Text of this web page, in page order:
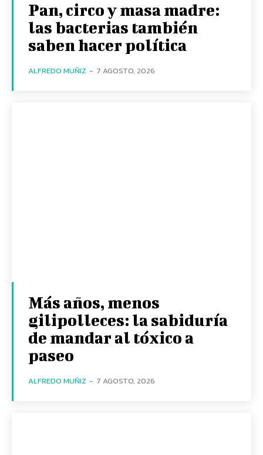
Pan, circo y masa madre:
las bacterias también
saben hacer política
ALFREDO MUÑIZ - 7 AGOSTO, 2026
Más años, menos
gilipolleces: la sabiduría
de mandar al tóxico a
paseo
ALFREDO MUÑIZ - 7 AGOSTO, 2026